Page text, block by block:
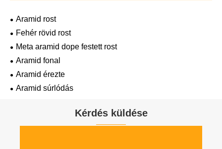
Aramid rost
Fehér rövid rost
Meta aramid dope festett rost
Aramid fonal
Aramid érezte
Aramid súrlódás
Kérdés küldése